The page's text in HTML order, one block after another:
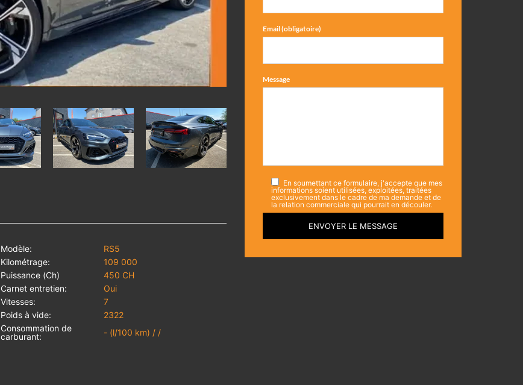
Modèle:
RS5
Kilométrage:
109 000
Puissance (Ch)
450 CH
Carnet entretien:
Oui
Vitesses:
7
Poids à vide:
2322
Consommation de
carburant:
- (l/100 km) / /
Email (obligatoire)
Message
En soumettant ce formulaire, j'accepte que mes
informations soient utilisées, exploitées, traitées
exclusivement dans le cadre de ma demande et de
la relation commerciale qui pourrait en découler.
ENVOYER LE MESSAGE